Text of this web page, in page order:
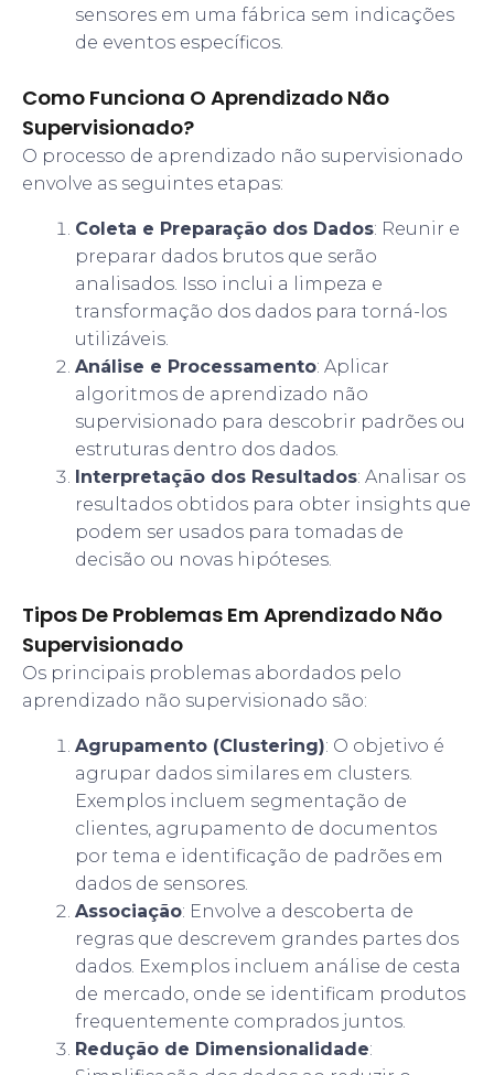
sensores em uma fábrica sem indicações
de eventos específicos.
Como Funciona O Aprendizado Não
Supervisionado?
O processo de aprendizado não supervisionado
envolve as seguintes etapas:
Coleta e Preparação dos Dados: Reunir e
preparar dados brutos que serão
analisados. Isso inclui a limpeza e
transformação dos dados para torná-los
utilizáveis.
Análise e Processamento: Aplicar
algoritmos de aprendizado não
supervisionado para descobrir padrões ou
estruturas dentro dos dados.
Interpretação dos Resultados: Analisar os
resultados obtidos para obter insights que
podem ser usados para tomadas de
decisão ou novas hipóteses.
Tipos De Problemas Em Aprendizado Não
Supervisionado
Os principais problemas abordados pelo
aprendizado não supervisionado são:
Agrupamento (Clustering): O objetivo é
agrupar dados similares em clusters.
Exemplos incluem segmentação de
clientes, agrupamento de documentos
por tema e identificação de padrões em
dados de sensores.
Associação: Envolve a descoberta de
regras que descrevem grandes partes dos
dados. Exemplos incluem análise de cesta
de mercado, onde se identificam produtos
frequentemente comprados juntos.
Redução de Dimensionalidade: